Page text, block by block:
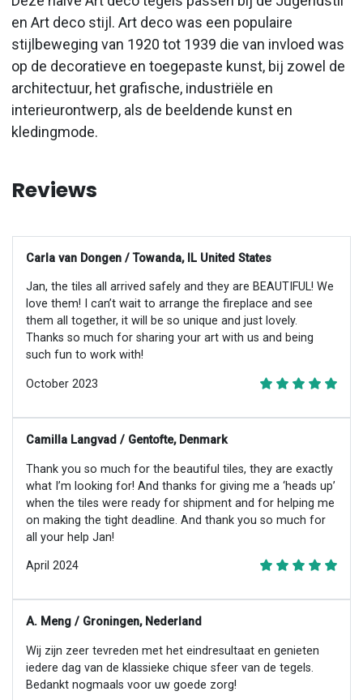
en Art deco stijl. Art deco was een populaire
stijlbeweging van 1920 tot 1939 die van invloed was
op de decoratieve en toegepaste kunst, bij zowel de
architectuur, het grafische, industriële en
interieurontwerp, als de beeldende kunst en
kledingmode.
Reviews
Carla van Dongen / Towanda, IL United States
Jan, the tiles all arrived safely and they are BEAUTIFUL! We
love them! I can’t wait to arrange the fireplace and see
them all together, it will be so unique and just lovely.
Thanks so much for sharing your art with us and being
such fun to work with!
October 2023
Camilla Langvad / Gentofte, Denmark
Thank you so much for the beautiful tiles, they are exactly
what I’m looking for! And thanks for giving me a ‘heads up’
when the tiles were ready for shipment and for helping me
on making the tight deadline. And thank you so much for
all your help Jan!
April 2024
A. Meng / Groningen, Nederland
Wij zijn zeer tevreden met het eindresultaat en genieten
iedere dag van de klassieke chique sfeer van de tegels.
Bedankt nogmaals voor uw goede zorg!